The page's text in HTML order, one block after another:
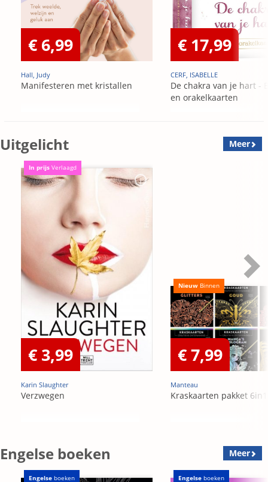
€ 6,99
Hall, Judy
Manifesteren met kristallen
€ 17,99
CERF, ISABELLE
De chakra van je hart -
en orakelkaarten
Uitgelicht Meer
In prijs Verlaagd
€ 3,99
Karin Slaughter
Verzwegen
Nieuw Binnen
€ 7,99
Manteau
Kraskaarten pakket 6in1
Engelse boeken Meer
Engelse boeken Engelse boeken